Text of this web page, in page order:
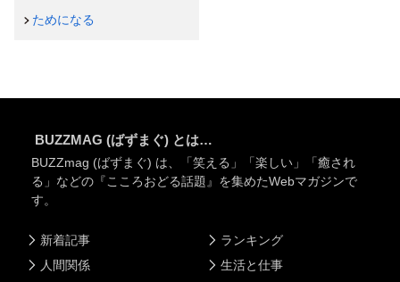
ためになる
BUZZMAG (ばずまぐ) とは…
BUZZmag (ばずまぐ) は、「笑える」「楽しい」「癒され
る」などの『こころおどる話題』を集めたWebマガジンで
す。
新着記事
人間関係
ランキング
生活と仕事